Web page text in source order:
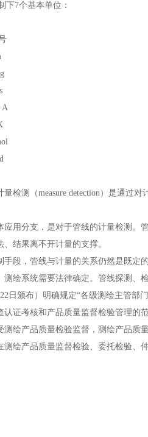
下7个基本单位：
测（measure detection）是通过对
分支，是对于管线的计量检测。
结果离不开计量的支撑。
，管线与计量的关系仍然是既定
绘系统需要法律确定。管线探测、
日颁布）明确规定“各级测绘主管
证考核和产品质量监督检验管理的
产品质量检验监督，测绘产品质
绘产品质量监督检验、委托检验、